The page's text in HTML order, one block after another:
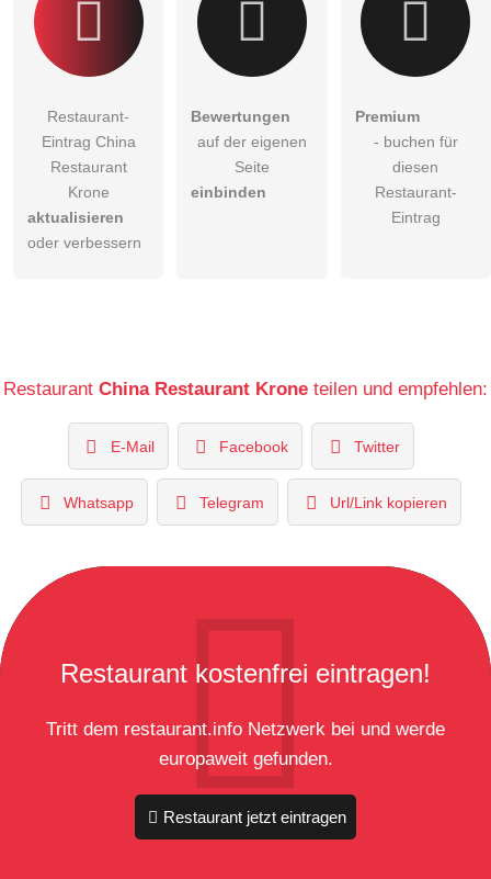
Restaurant-
Eintrag China
Restaurant
Krone
aktualisieren
oder verbessern
Bewertungen
auf der eigenen
Seite
einbinden
Premium
- buchen für
diesen
Restaurant-
Eintrag
Restaurant China Restaurant Krone teilen und empfehlen:
E-Mail Facebook Twitter
Whatsapp Telegram Url/Link kopieren
Restaurant kostenfrei eintragen!
Tritt dem restaurant.info Netzwerk bei und werde
europaweit gefunden.
Restaurant jetzt eintragen